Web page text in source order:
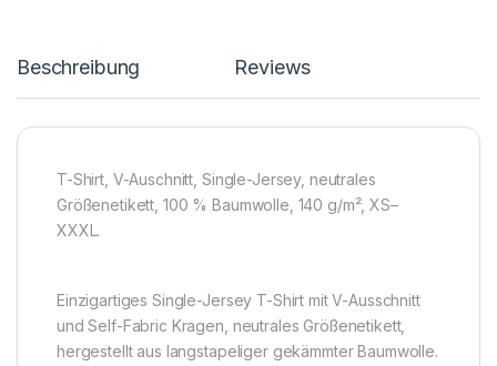
Beschreibung Reviews
T-Shirt, V-Auschnitt, Single-Jersey, neutrales
Größenetikett, 100 % Baumwolle, 140 g/m², XS–
XXXL.
Einzigartiges Single-Jersey T-Shirt mit V-Ausschnitt
und Self-Fabric Kragen, neutrales Größenetikett,
hergestellt aus langstapeliger gekämmter Baumwolle.